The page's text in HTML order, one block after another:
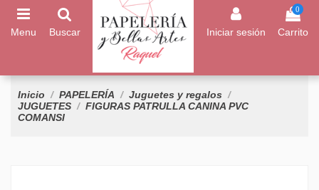
Menu Buscar Iniciar sesión
0
Carrito
Inicio PAPELERÍA
Juguetes y regalos
JUGUETES
FIGURAS PATRULLA CANINA PVC
COMANSI